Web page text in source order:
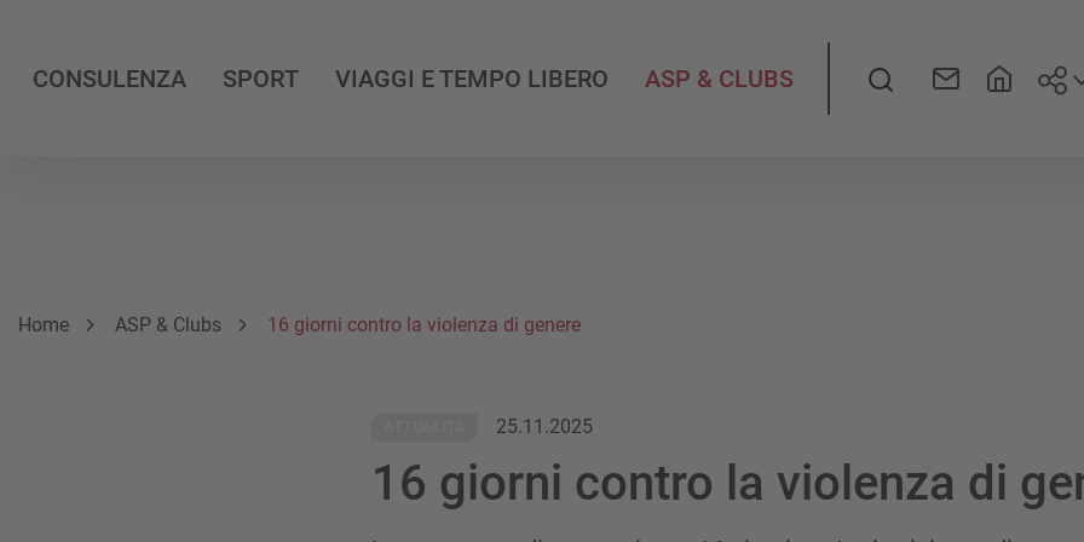
CONSULENZA SPORT VIAGGI E TEMPO LIBERO ASP & CLUBS
Breadcrumb
Sei qui:
Home ASP & Clubs 16 giorni contro la violenza di genere
25.11.2025
16 giorni contro la violenza di